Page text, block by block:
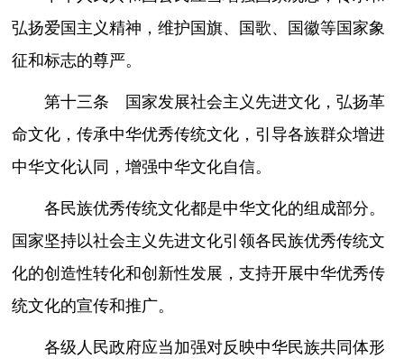
弘扬爱国主义精神，维护国旗、国歌、国徽等国家象
征和标志的尊严。
第十三条 国家发展社会主义先进文化，弘扬革
命文化，传承中华优秀传统文化，引导各族群众增进
中华文化认同，增强中华文化自信。
各民族优秀传统文化都是中华文化的组成部分。
国家坚持以社会主义先进文化引领各民族优秀传统文
化的创造性转化和创新性发展，支持开展中华优秀传
统文化的宣传和推广。
各级人民政府应当加强对反映中华民族共同体形